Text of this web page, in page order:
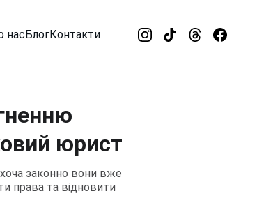
насБлогКонтакти
юрист
хоча законно вони вже
права та відновити